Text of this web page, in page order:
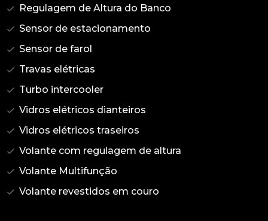
Regulagem de Altura do Banco
Sensor de estacionamento
Sensor de farol
Travas elétricas
Turbo intercooler
Vidros elétricos dianteiros
Vidros elétricos traseiros
Volante com regulagem de altura
Volante Multifunção
Volante revestidos em couro